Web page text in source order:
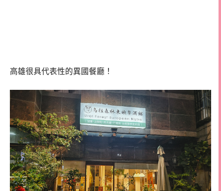
高雄很具代表性的異國餐廳！